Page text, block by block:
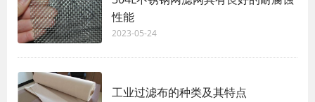
性能
2023-05-24
工业过滤布的种类及其特点